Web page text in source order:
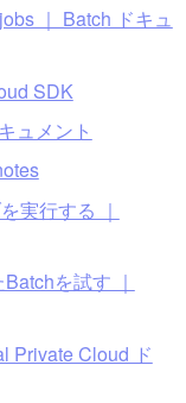
｜ Batch ドキュ
SDK
ュメント
実行する ｜
を試す ｜
Private Cloud ド